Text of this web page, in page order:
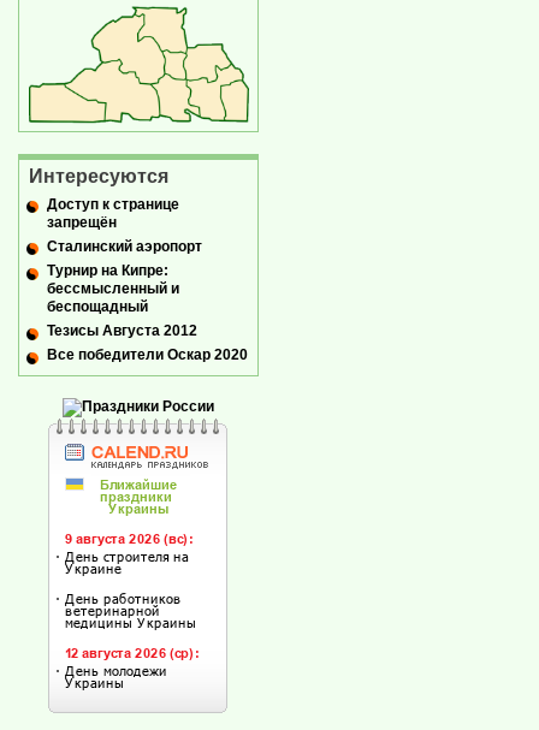
Интересуются
Доступ к странице
запрещён
Сталинский аэропорт
Турнир на Кипре:
бессмысленный и
беспощадный
Тезисы Августа 2012
Все победители Оскар 2020